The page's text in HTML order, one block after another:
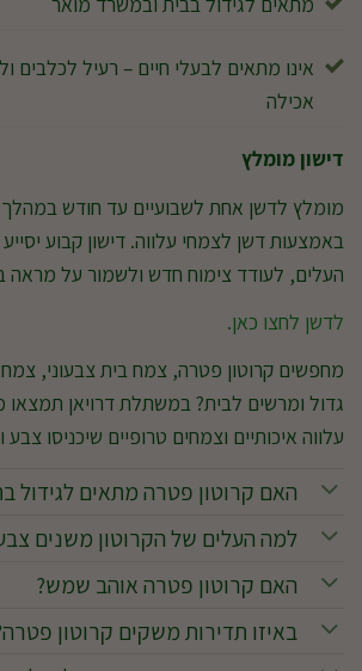
אינו מתאים לבעלי חיים – רעיל לכלבים
אכילה
דישון מומלץ
מומלץ לדשן אחת לשבועיים עד חודש
באמצעות דשן לצמחי עלווה. דישון קבוע
העלים, לעודד צימוח חדש ולשמור על מראה
לדשן לחצו כאן.
מחפשים קרוטון פטרה, צמח בית צבעוני, צמח
גדול ומרשים לבית? במשתלת דרויאן תמצאו
עלווה איכותיים וצמחים טרופיים שיכניסו
האם קרוטון פטרה מתאים לגידול
למה העלים של הקרוטון משנים
האם קרוטון פטרה אוהב שמש?
באיזו תדירות משקים קרוטון